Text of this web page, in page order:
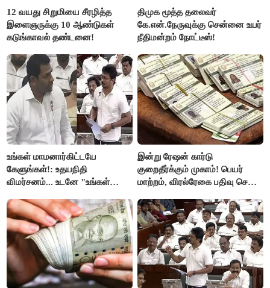
12 வயது சிறுமியை சீரழித்த
இளைஞருக்கு 10 ஆண்டுகள்
கடுங்காவல் தண்டனை!
திமுக மூத்த தலைவர்
கே.என்.நேருவுக்கு சென்னை உயர்
நீதிமன்றம் நோட்டீஸ்!
உங்கள் மாமனார்கிட்டயே
கேளுங்கள்!: உதயநிதி
விமர்சனம்... உடனே "உங்கள்
ஆதவ் அர்ஜுனா பதிலடி!
இன்று ரேஷன் கார்டு
குறைதீர்க்கும் முகாம்! பெயர்
மாற்றம், விரல்ரேகை பதிவு செய்ய